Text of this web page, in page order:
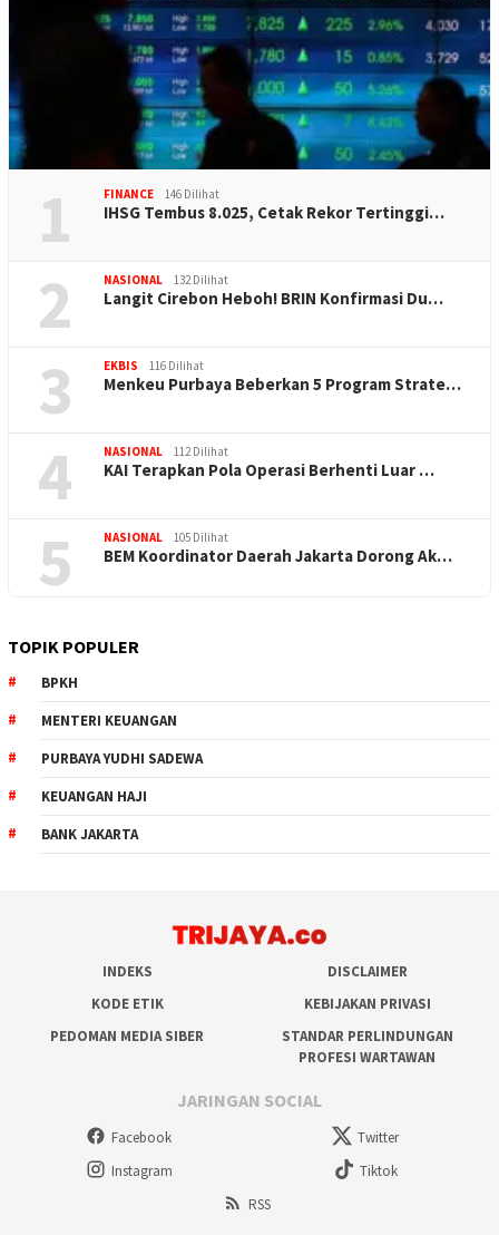
1 FINANCE 146 Dilihat
IHSG Tembus 8.025, Cetak Rekor Tertinggi…
2 NASIONAL 132 Dilihat
Langit Cirebon Heboh! BRIN Konfirmasi Du…
3 EKBIS 116 Dilihat
Menkeu Purbaya Beberkan 5 Program Strate…
4 NASIONAL 112 Dilihat
KAI Terapkan Pola Operasi Berhenti Luar …
5 NASIONAL 105 Dilihat
BEM Koordinator Daerah Jakarta Dorong Ak…
TOPIK POPULER
BPKH
MENTERI KEUANGAN
PURBAYA YUDHI SADEWA
KEUANGAN HAJI
BANK JAKARTA
INDEKS
DISCLAIMER
KODE ETIK
KEBIJAKAN PRIVASI
PEDOMAN MEDIA SIBER
STANDAR PERLINDUNGAN
PROFESI WARTAWAN
JARINGAN SOCIAL
Facebook
Twitter
Instagram
Tiktok
RSS